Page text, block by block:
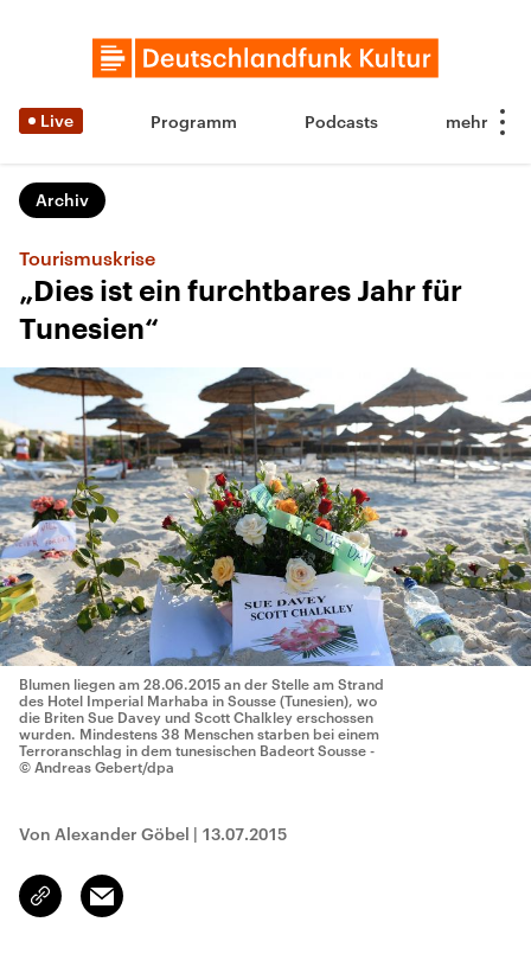
Live Programm Podcasts
Archiv
Tourismuskrise
„Dies ist ein furchtbares Jahr für
Tunesien“
Blumen liegen am 28.06.2015 an der Stelle am Strand
des Hotel Imperial Marhaba in Sousse (Tunesien), wo
die Briten Sue Davey und Scott Chalkley erschossen
wurden. Mindestens 38 Menschen starben bei einem
Terroranschlag in dem tunesischen Badeort Sousse -
© Andreas Gebert/dpa
Von Alexander Göbel | 13.07.2015
Link
kopieren/teilen
Email